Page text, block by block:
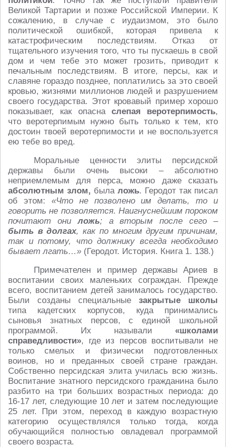
Великой Тартарии и позже Российской Империи. К
сожалению, в случае с иудаизмом, это было
политической ошибкой, которая привела к
катастрофическим последствиям. Отказ от
тщательного изучения того, что ты пускаешь в свой
дом и чем тебе это может грозить, приводит к
печальным последствиям. В итоге, персы, как и
славяне гораздо позднее, поплатились за это своей
кровью, жизнями миллионов людей и разрушением
своего государства. Этот кровавый пример хорошо
показывает, как опасна слепая веротерпимость,
что веротерпимым нужно быть только к тем, кто
достоин твоей веротерпимости и не воспользуется
ею тебе во вред.
Моральные ценности элиты персидской
державы были очень высоки – абсолютно
неприемлемым для перса, можно даже сказать
абсолютным злом, былаложь. Геродот так писал
об этом: «Что не позволено им делать, то и
говорить не позволяется. Наигнуснейшим пороком
почитают ониложь; а вторым после сего –
быть в долгах, как по многим другим причинам,
так и потому, что должнику всегда необходимо
бывает лгать…» (Геродот. История. Книга 1. 138.)
Примечателен и пример державы Ариев в
воспитании своих маленьких сограждан. Прежде
всего, воспитанием детей занималось государство.
Были созданы специальные закрытые школы
типа кадетских корпусов, куда принимались
сыновья знатных персов, с единой школьной
программой. Их называли «школами
справедливости», где из персов воспитывали не
только смелых и физически подготовленных
воинов, но и преданных своей стране граждан.
Собственно персидская элита училась всю жизнь.
Воспитание знатного персидского гражданина было
разбито на три больших возрастных периода: до
16-17 лет, следующие 10 лет и затем последующие
25 лет. При этом, переход в каждую возрастную
категорию осуществлялся только тогда, когда
обучающийся полностью овладевал программой
своего возраста.